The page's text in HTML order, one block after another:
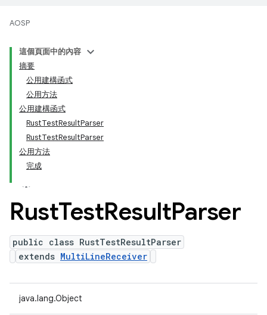
AOSP
這個頁面中的內容
摘要
公用建構函式
公用方法
公用建構函式
RustTestResultParser
RustTestResultParser
公用方法
完成
RustTestResultParser
public class RustTestResultParser
extends MultiLineReceiver
java.lang.Object